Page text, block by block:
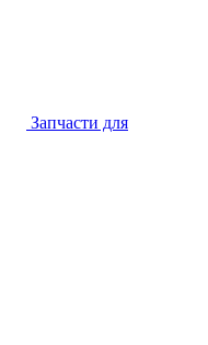
Запчасти для